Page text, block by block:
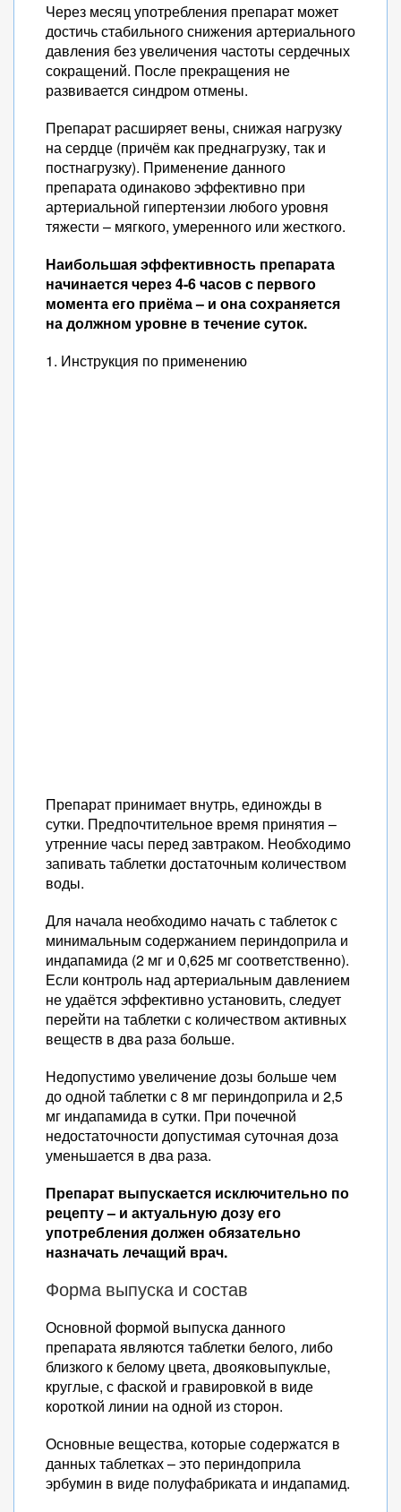
Через месяц употребления препарат может
достичь стабильного снижения артериального
давления без увеличения частоты сердечных
сокращений. После прекращения не
развивается синдром отмены.
Препарат расширяет вены, снижая нагрузку
на сердце (причём как преднагрузку, так и
постнагрузку). Применение данного
препарата одинаково эффективно при
артериальной гипертензии любого уровня
тяжести – мягкого, умеренного или жесткого.
Наибольшая эффективность препарата
начинается через 4-6 часов с первого
момента его приёма – и она сохраняется
на должном уровне в течение суток.
1. Инструкция по применению
Препарат принимает внутрь, единожды в
сутки. Предпочтительное время принятия –
утренние часы перед завтраком. Необходимо
запивать таблетки достаточным количеством
воды.
Для начала необходимо начать с таблеток с
минимальным содержанием периндоприла и
индапамида (2 мг и 0,625 мг соответственно).
Если контроль над артериальным давлением
не удаётся эффективно установить, следует
перейти на таблетки с количеством активных
веществ в два раза больше.
Недопустимо увеличение дозы больше чем
до одной таблетки с 8 мг периндоприла и 2,5
мг индапамида в сутки. При почечной
недостаточности допустимая суточная доза
уменьшается в два раза.
Препарат выпускается исключительно по
рецепту – и актуальную дозу его
употребления должен обязательно
назначать лечащий врач.
Форма выпуска и состав
Основной формой выпуска данного
препарата являются таблетки белого, либо
близкого к белому цвета, двояковыпуклые,
круглые, с фаской и гравировкой в виде
короткой линии на одной из сторон.
Основные вещества, которые содержатся в
данных таблетках – это периндоприла
эрбумин в виде полуфабриката и индапамид.